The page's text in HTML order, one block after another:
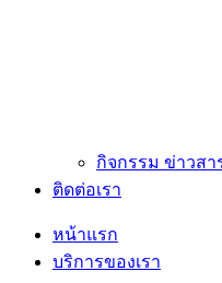
กิจกรรม ข่าวสา
ติดต่อเรา
หน้าแรก
บริการของเรา